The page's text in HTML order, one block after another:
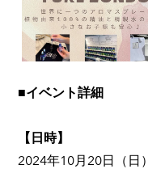
■イベント詳細
【日時】
2024年10月20日（日）